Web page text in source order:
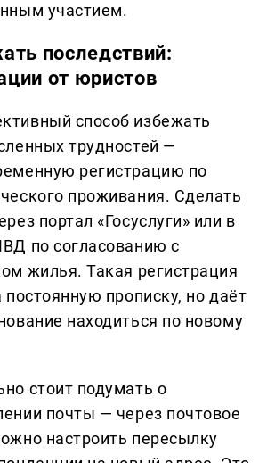
участием.
последствий:
от юристов
способ избежать
трудностей —
регистрацию по
проживания. Сделать
портал «Госуслуги» или в
по согласованию с
жилья. Такая регистрация
постоянную прописку, но даёт
находиться по новому
стоит подумать о
почты — через почтовое
настроить пересылку